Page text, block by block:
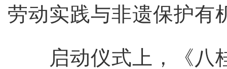
劳动实践与非遗保护有
启动仪式上，《八